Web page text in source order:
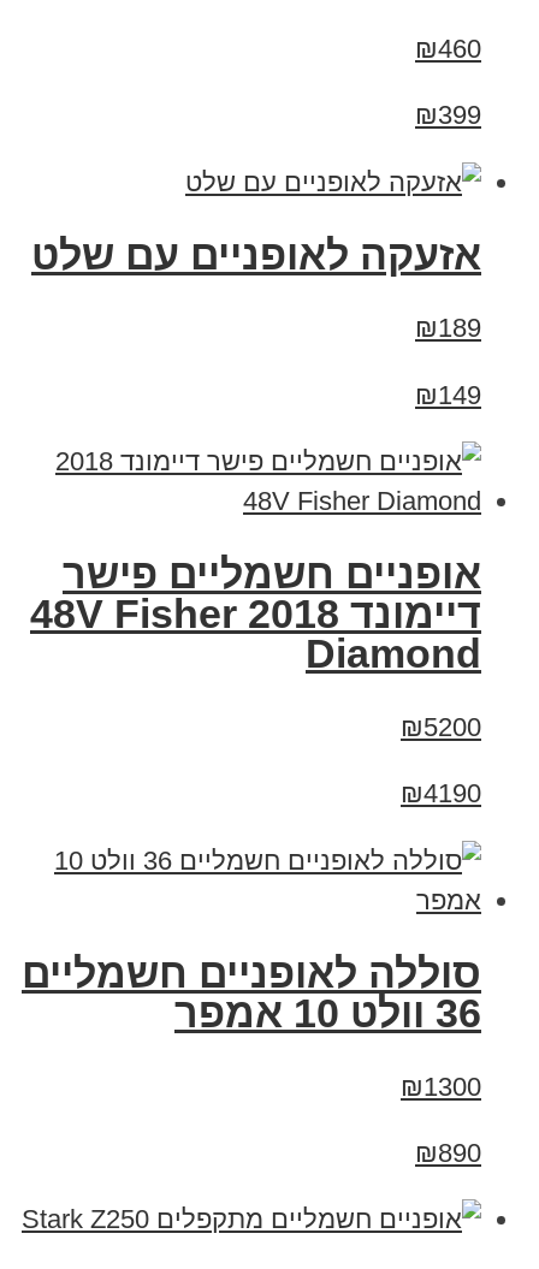
₪460
₪399
אזעקה לאופניים עם שלט
₪189
₪149
אופניים חשמליים פישר
דיימונד 2018 48V Fisher
Diamond
₪5200
₪4190
סוללה לאופניים חשמליים
36 וולט 10 אמפר
₪1300
₪890